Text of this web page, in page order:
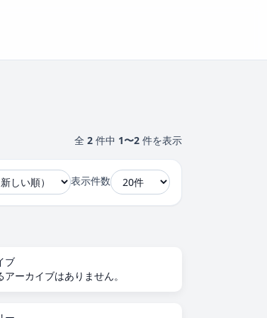
全 2 件中 1〜2 件を表示
表示件数
ブ
アーカイブはありません。